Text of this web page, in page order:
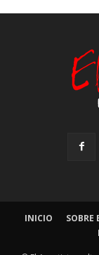
INICIO SOBRE